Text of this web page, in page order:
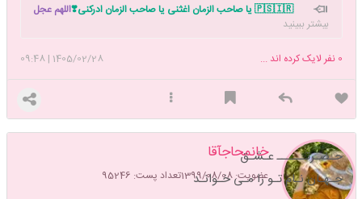
🇵🇸🇮🇷 یا صاحب الزمان اغثنی یا صاحب الزمان ادرکنی❣️
اللهم عجل
لولیک الفرج بحق زینب الکبری س
بیشتر ببینید
1405/02/28
|
09:48 0 نفر لایک کرده اند ...
خانمحاجآقا
عضویت: 1399/08/08 تعداد پست: 95246
حـضـرتــــــ عـشـق
جـهـان نـام تـو را مـی خـوانـد